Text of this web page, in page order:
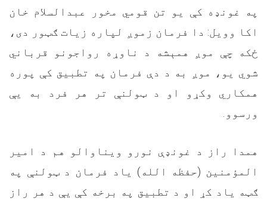
په غونډه کې یو تن قومي مخور عبدالسلام خان
اکا وویل: دا فرمان زموږ لپاره زیات ګټور دی،
ځکه چې موږ همېشه د ناوړه رواجونو قرباني
شوي یو، موږ به د دې فرمان په تطبیق کې پوره
همکاري وکړو او د ټولنې تر هر فرد به يې
ورسوو.
همدا راز د غونډې نورو ويناوالو هم د امير
المؤمنین (حفظه الله) یاد فرمان د ټولنې په
ګټه ياد کړ او د تطبیق په برخه کې يې د هر راز